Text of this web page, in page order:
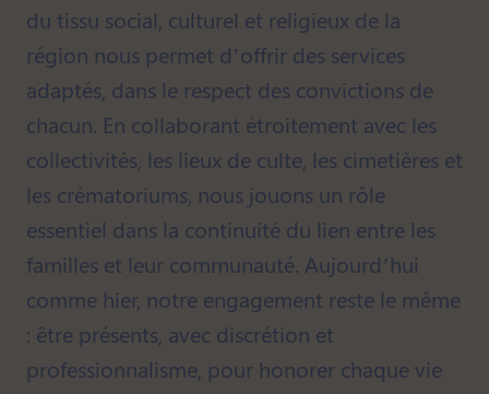
du tissu social, culturel et religieux de la
région nous permet d’offrir des services
adaptés, dans le respect des convictions de
chacun. En collaborant étroitement avec les
collectivités, les lieux de culte, les cimetières et
les crématoriums, nous jouons un rôle
essentiel dans la continuité du lien entre les
familles et leur communauté. Aujourd’hui
comme hier, notre engagement reste le même
: être présents, avec discrétion et
professionnalisme, pour honorer chaque vie